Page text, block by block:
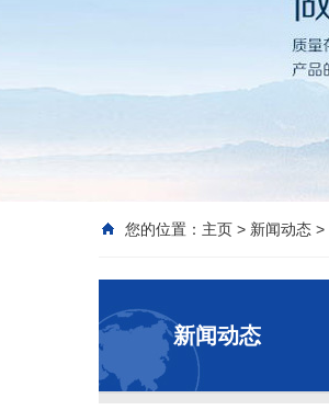
您的位置： 主页 > 新闻动态 >
新闻动态